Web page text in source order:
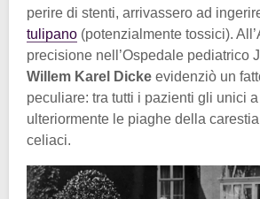
perire di stenti, arrivassero ad
tulipano (potenzialmente tossici).
precisione nell’Ospedale pediatrico
Willem Karel Dicke evidenziò un
peculiare: tra tutti i pazienti gli unici
ulteriormente le piaghe della
celiaci.